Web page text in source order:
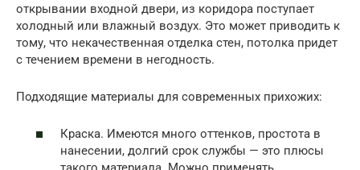
открывании входной двери, из коридора поступает
холодный или влажный воздух. Это может приводить к
тому, что некачественная отделка стен, потолка придет
с течением времени в негодность.
Подходящие материалы для современных прихожих:
Краска. Имеются много оттенков, простота в
нанесении, долгий срок службы — это плюсы